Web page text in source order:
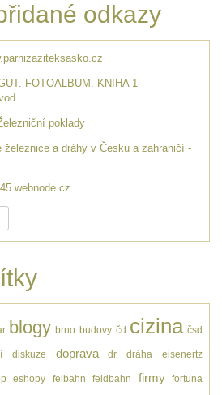
odkazy
FOTOALBUM. KNIHA 1
poklady
železnice a dráhy v Česku a zahraničí -
blogy brno budovy čd cizina čsd
diskuze doprava dr dráha eisenertz
eshopy felbahn feldbahn firmy fortuna